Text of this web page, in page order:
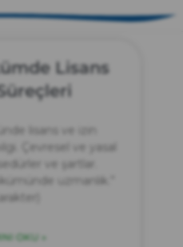
Lisans
lisans ve izin
Çevresel ve yasal
ve şartlar.
uzmanlık.”
OKU »